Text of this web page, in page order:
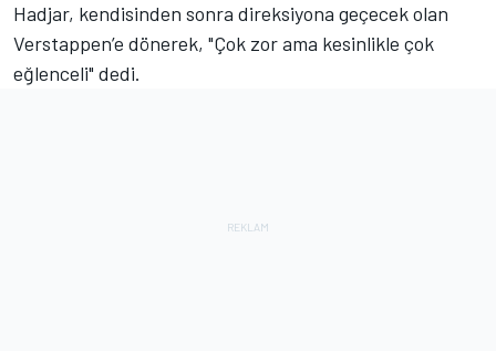
Hadjar, kendisinden sonra direksiyona geçecek olan
Verstappen’e dönerek, "Çok zor ama kesinlikle çok
eğlenceli" dedi.